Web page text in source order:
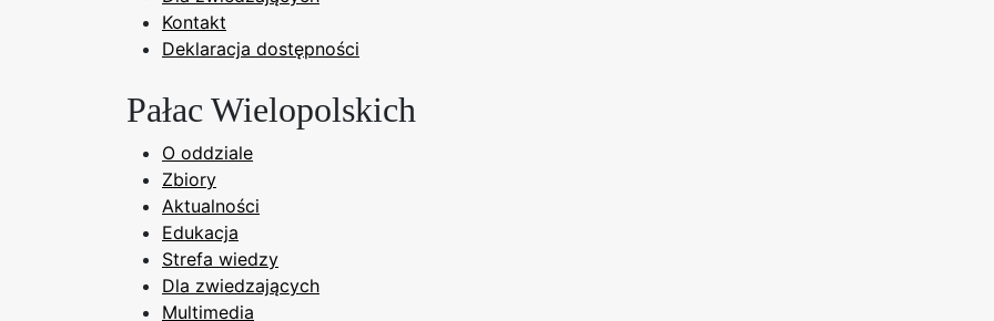
Kontakt
Deklaracja dostępności
Pałac Wielopolskich
O oddziale
Zbiory
Aktualności
Edukacja
Strefa wiedzy
Dla zwiedzających
Multimedia